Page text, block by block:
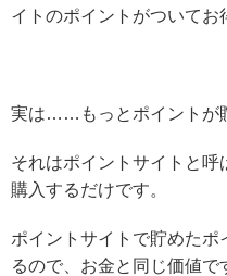
イトのポイントがついてお
実は……もっとポイントが
それはポイントサイトと
購入するだけです。
ポイントサイトで貯めたポ
るので、お金と同じ価値で